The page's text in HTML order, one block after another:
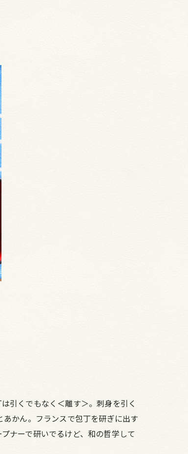
引くでもなく＜離す＞。刺身を引く
かん。フランスで包丁を研ぎに出す
ナーで研いでるけど、和の哲学して